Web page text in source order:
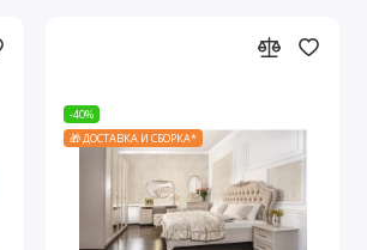
-40%
🎁 ДОСТАВКА И СБОРКА*